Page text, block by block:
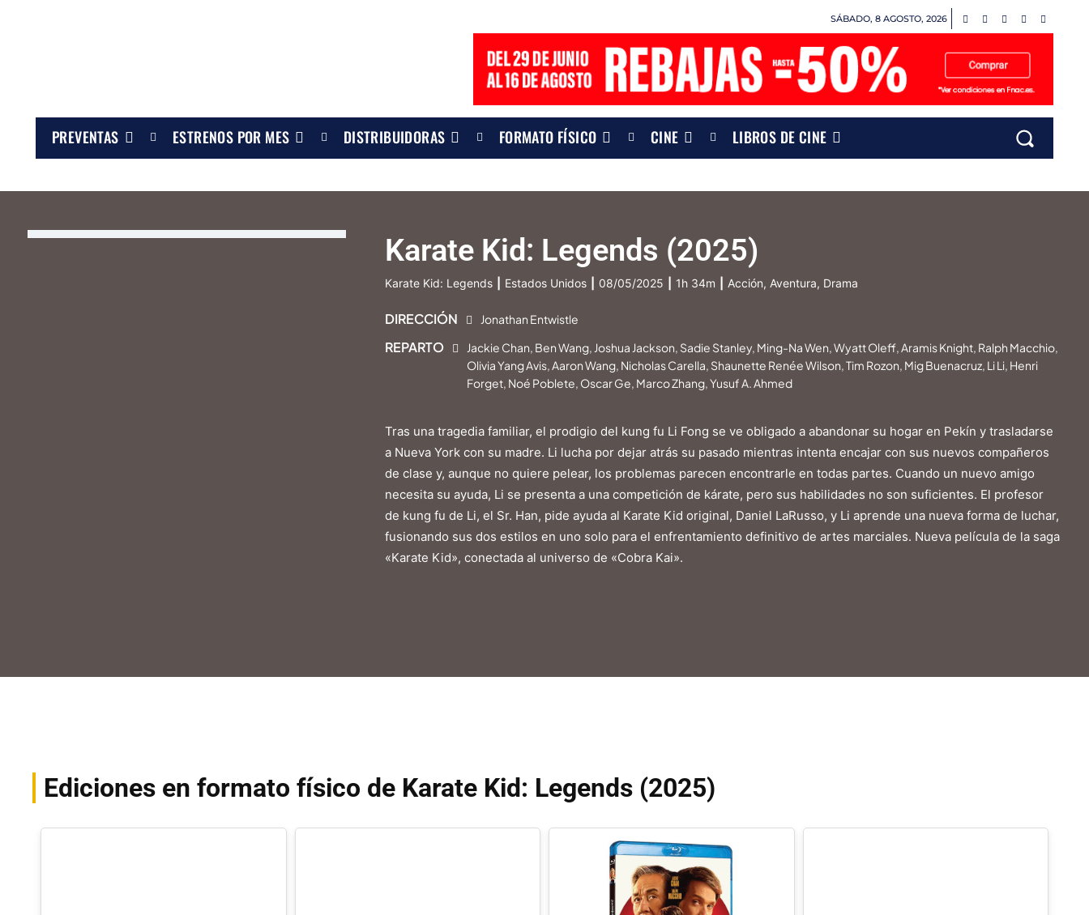
SÁBADO, 8 AGOSTO, 2026
PREVENTAS ESTRENOS POR MES DISTRIBUIDORAS FORMATO FÍSICO CINE LIBROS DE CINE
Karate Kid: Legends (2025)
Karate Kid: Legends Estados Unidos 08/05/2025 1h 34m Acción, Aventura, Drama
DIRECCIÓN Jonathan Entwistle
REPARTO
Jackie Chan, Ben Wang, Joshua Jackson, Sadie Stanley, Ming-Na Wen, Wyatt Oleff, Aramis Knight, Ralph Macchio,
Olivia Yang Avis, Aaron Wang, Nicholas Carella, Shaunette Renée Wilson, Tim Rozon, Mig Buenacruz, Li Li, Henri
Forget, Noé Poblete, Oscar Ge, Marco Zhang, Yusuf A. Ahmed
Tras una tragedia familiar, el prodigio del kung fu Li Fong se ve obligado a abandonar su hogar en Pekín y trasladarse
a Nueva York con su madre. Li lucha por dejar atrás su pasado mientras intenta encajar con sus nuevos compañeros
de clase y, aunque no quiere pelear, los problemas parecen encontrarle en todas partes. Cuando un nuevo amigo
necesita su ayuda, Li se presenta a una competición de kárate, pero sus habilidades no son suficientes. El profesor
de kung fu de Li, el Sr. Han, pide ayuda al Karate Kid original, Daniel LaRusso, y Li aprende una nueva forma de luchar,
fusionando sus dos estilos en uno solo para el enfrentamiento definitivo de artes marciales. Nueva película de la saga
«Karate Kid», conectada al universo de «Cobra Kai».
Ediciones en formato físico de Karate Kid: Legends (2025)